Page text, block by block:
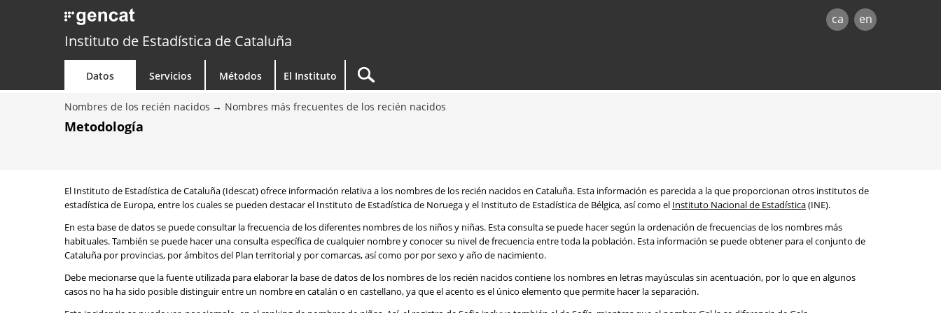
ca en
Instituto de Estadística de Cataluña
Datos Servicios Métodos El Instituto
Nombres de los recién nacidos Nombres más frecuentes de los recién nacidos
Metodología
El Instituto de Estadística de Cataluña (Idescat) ofrece información relativa a los nombres de los recién nacidos en Cataluña. Esta información es parecida a la que proporcionan otros institutos de
estadística de Europa, entre los cuales se pueden destacar el Instituto de Estadística de Noruega y el Instituto de Estadística de Bélgica, así como el Instituto Nacional de Estadística(INE).
En esta base de datos se puede consultar la frecuencia de los diferentes nombres de los niños y niñas. Esta consulta se puede hacer según la ordenación de frecuencias de los nombres más
habituales. También se puede hacer una consulta específica de cualquier nombre y conocer su nivel de frecuencia entre toda la población. Esta información se puede obtener para el conjunto de
Cataluña por provincias, por ámbitos del Plan territorial y por comarcas, así como por por sexo y año de nacimiento.
Debe mecionarse que la fuente utilizada para elaborar la base de datos de los nombres de los recién nacidos contiene los nombres en letras mayúsculas sin acentuación, por lo que en algunos
casos no ha ha sido posible distinguir entre un nombre en catalán o en castellano, ya que el acento es el único elemento que permite hacer la separación.